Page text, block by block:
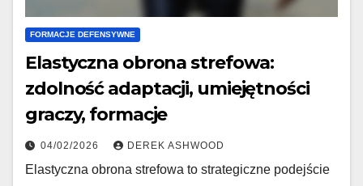
FORMACJE DEFENSYWNE
Elastyczna obrona strefowa:
zdolność adaptacji, umiejętności
graczy, formacje
04/02/2026 DEREK ASHWOOD
Elastyczna obrona strefowa to strategiczne podejście